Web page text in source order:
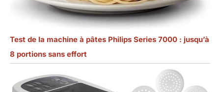
Test de la machine à pâtes Philips Series 7000 : jusqu’à
8 portions sans effort